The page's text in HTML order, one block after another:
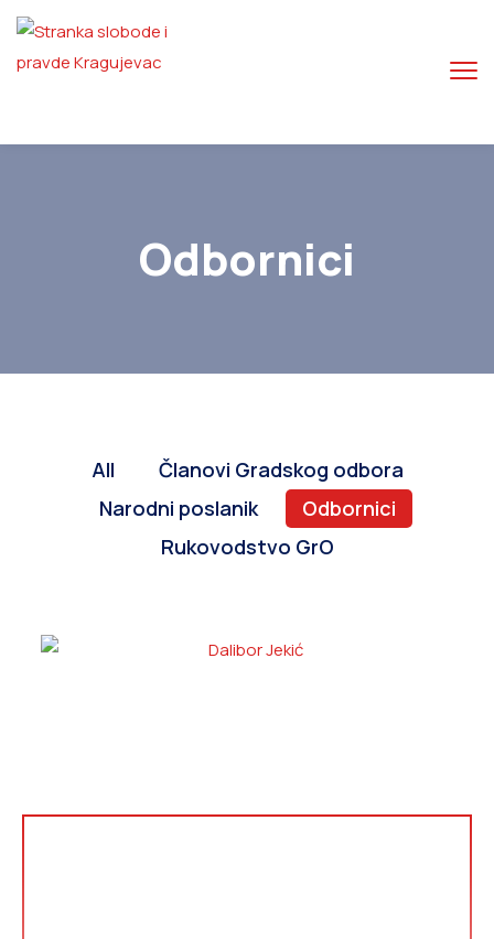
Odbornici
All
Članovi Gradskog odbora
Narodni poslanik
Odbornici
Rukovodstvo GrO